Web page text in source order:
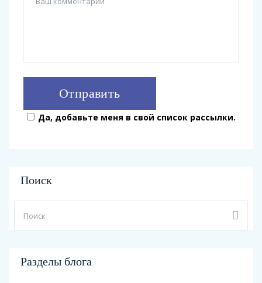
Да, добавьте меня в свой список рассылки.
Поиск
Разделы блога